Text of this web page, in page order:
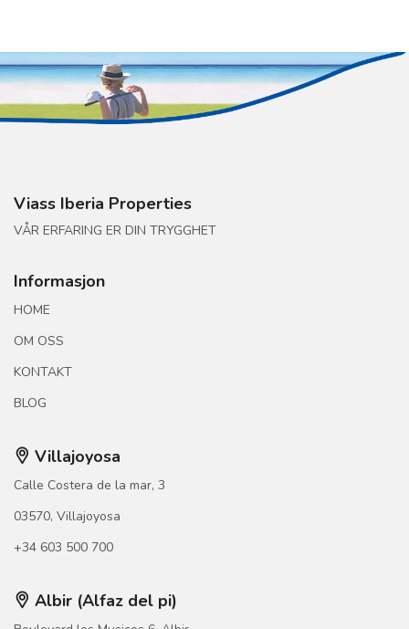
Viass Iberia Properties
VÅR ERFARING ER DIN TRYGGHET
Informasjon
HOME
OM OSS
KONTAKT
BLOG
Villajoyosa
Calle Costera de la mar, 3
03570, Villajoyosa
+34 603 500 700
Albir (Alfaz del pi)